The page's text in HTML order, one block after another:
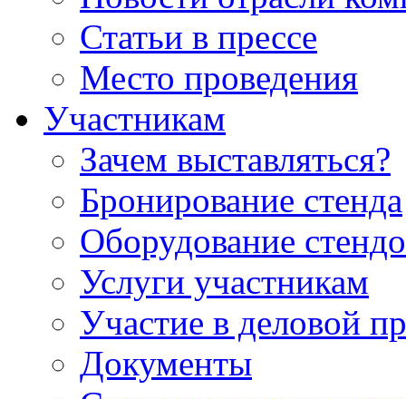
Статьи в прессе
Место проведения
Участникам
Зачем выставляться?
Бронирование стенда
Оборудование
Услуги участникам
Участие в деловой
Документы